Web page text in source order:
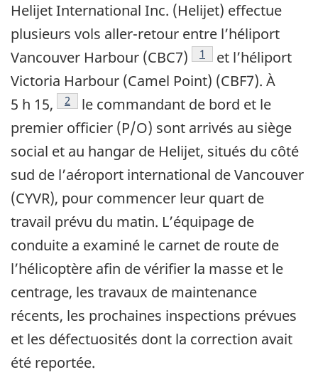
Helijet International Inc. (Helijet) effectue
plusieurs vols aller-retour entre l’héliport
Vancouver Harbour (CBC7)
1
et l’héliport
Victoria Harbour (Camel Point) (CBF7). À
5 h 15,
2
le commandant de bord et le
premier officier (P/O) sont arrivés au siège
social et au hangar de Helijet, situés du côté
sud de l’aéroport international de Vancouver
(CYVR), pour commencer leur quart de
travail prévu du matin. L’équipage de
conduite a examiné le carnet de route de
l’hélicoptère afin de vérifier la masse et le
centrage, les travaux de maintenance
récents, les prochaines inspections prévues
et les défectuosités dont la correction avait
été reportée.